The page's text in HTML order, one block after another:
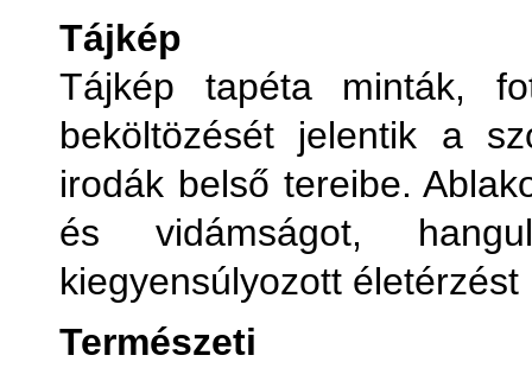
Tájkép
Tájkép tapéta minták,
beköltözését jelentik a
irodák belső tereibe.
és vidámságot,
kiegyensúlyozott
Természeti